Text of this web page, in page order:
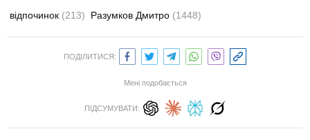
відпочинок (213) Разумков Дмитро (1448)
ПОДІЛИТИСЯ:
Мені подобається
ПІДСУМУВАТИ: